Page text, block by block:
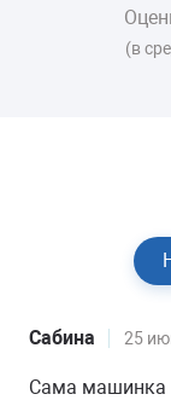
(в
Сабина 25
Сама машинка